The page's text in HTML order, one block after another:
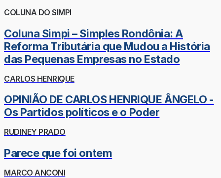
COLUNA DO SIMPI
Coluna Simpi – Simples Rondônia: A
Reforma Tributária que Mudou a História
das Pequenas Empresas no Estado
CARLOS HENRIQUE
OPINIÃO DE CARLOS HENRIQUE ÂNGELO -
Os Partidos políticos e o Poder
RUDINEY PRADO
Parece que foi ontem
MARCO ANCONI